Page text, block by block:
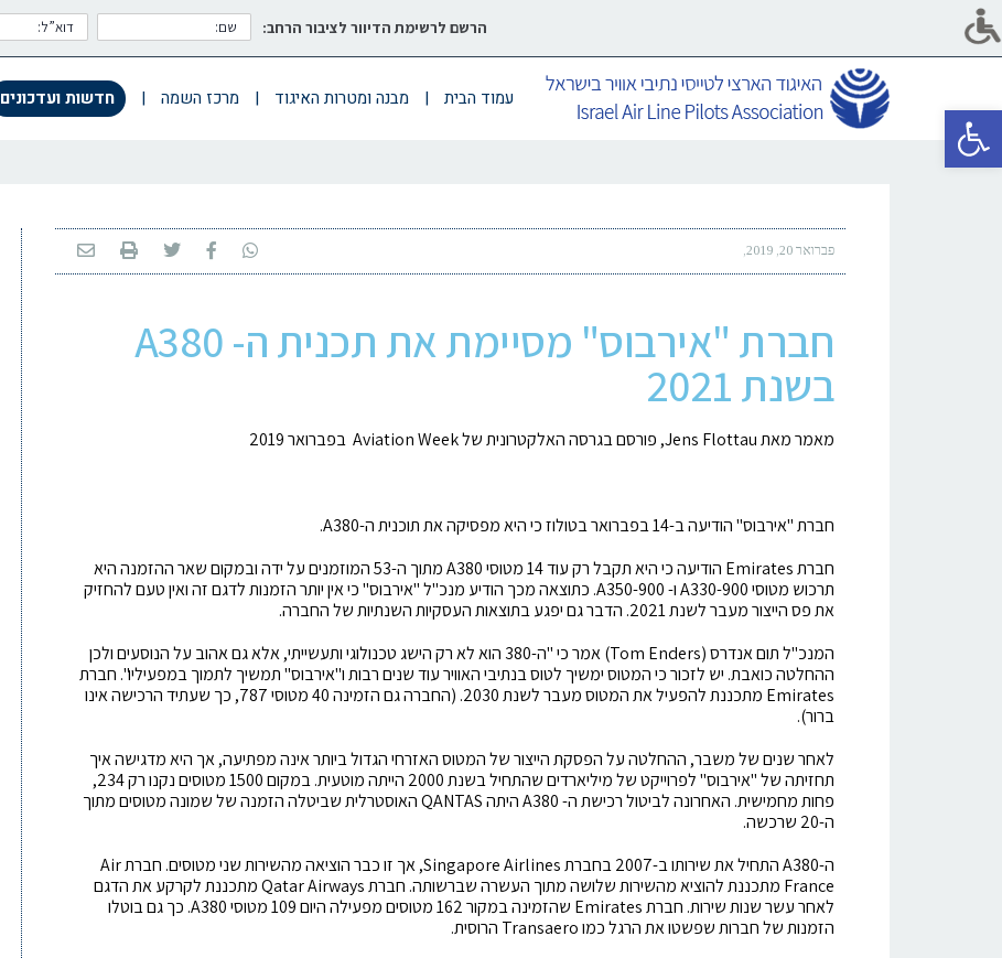
פתח סרגל נגישות
הרשם לרשימת הדיוור לציבור הרחב:
עמוד הבית | מבנה ומטרות האיגוד | מרכז השמה | חדשות ועדכונים
פברואר 20, 2019
חברת "אירבוס" מסיימת את תכנית ה- A380
בשנת 2021
מאמר מאת Jens Flottau, פורסם בגרסה האלקטרונית של Aviation Week בפברואר 2019
חברת "אירבוס" הודיעה ב-14 בפברואר בטולוז כי היא מפסיקה את תוכנית ה-A380.
חברת Emirates הודיעה כי היא תקבל רק עוד 14 מטוסי A380 מתוך ה-53 המוזמנים על ידה ובמקום שאר ההזמנה היא
תרכוש מטוסי A330-900 ו- A350-900. כתוצאה מכך הודיע מנכ"ל "אירבוס" כי אין יותר הזמנות לדגם זה ואין טעם להחזיק
את פס הייצור מעבר לשנת 2021. הדבר גם יפגע בתוצאות העסקיות השנתיות של החברה.
המנכ"ל תום אנדרס (Tom Enders) אמר כי "ה-380 הוא לא רק הישג טכנולוגי ותעשייתי, אלא גם אהוב על הנוסעים ולכן
ההחלטה כואבת. יש לזכור כי המטוס ימשיך לטוס בנתיבי האוויר עוד שנים רבות ו"אירבוס" תמשיך לתמוך במפעיליו". חברת
Emirates מתכננת להפעיל את המטוס מעבר לשנת 2030. (החברה גם הזמינה 40 מטוסי 787, כך שעתיד הרכישה אינו
ברור).
לאחר שנים של משבר, ההחלטה על הפסקת הייצור של המטוס האזרחי הגדול ביותר אינה מפתיעה, אך היא מדגישה איך
תחזיתה של "אירבוס" לפרוייקט של מיליארדים שהתחיל בשנת 2000 הייתה מוטעית. במקום 1500 מטוסים נקנו רק 234,
פחות מחמישית. האחרונה לביטול רכישת ה- A380 היתה QANTAS האוסטרלית שביטלה הזמנה של שמונה מטוסים מתוך
ה-20 שרכשה.
ה-A380 התחיל את שירותו ב-2007 בחברת Singapore Airlines, אך זו כבר הוציאה מהשירות שני מטוסים. חברת Air
France מתכננת להוציא מהשירות שלושה מתוך העשרה שברשותה. חברת Qatar Airways מתכננת לקרקע את הדגם
לאחר עשר שנות שירות. חברת Emirates שהזמינה במקור 162 מטוסים מפעילה היום 109 מטוסי A380. כך גם בוטלו
הזמנות של חברות שפשטו את הרגל כמו Transaero הרוסית.